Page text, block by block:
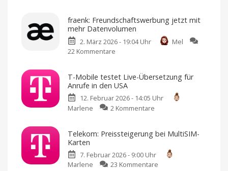
in
210
Allestörungen:
in
Accenture
fraenk: Freundschaftswerbung jetzt mit
mehr Datenvolumen
2. März 2026 - 19:04 Uhr
Mel
22 Kommentare
jetzt
mit
mehr
Datenvolumen
Empfehlung
und
Freunde
anwerben
T-Mobile testet Live-Übersetzung für
Anrufe in den USA
12. Februar 2026 - 14:05 Uhr
Marlene
2 Kommentare
testet
Übersetzung
für
Telekom: Preissteigerung bei MultiSIM-
Karten
7. Februar 2026 - 9:00 Uhr
Marlene
23 Kommentare